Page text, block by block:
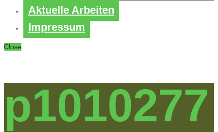
Aktuelle Arbeiten
Impressum
Close
p1010277